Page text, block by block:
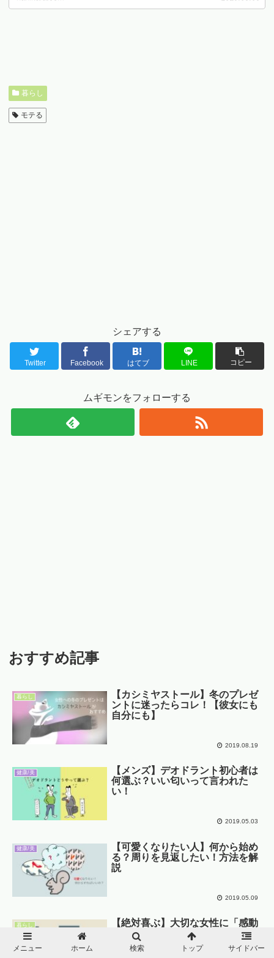
暮らし
モテる
シェアする
Twitter Facebook はてブ LINE コピー
ムギモンをフォローする
おすすめ記事
暮らし
【カシミヤストール】冬のプレゼ
ントに迷ったらコレ！【彼女にも
自分にも】
2019.08.19
健康/美
【メンズ】デオドラント初心者は
何選ぶ？いい匂いって言われた
い！
2019.05.03
健康/美
【可愛くなりたい人】何から始め
る？周りを見返したい！方法を解
説
2019.05.09
暮らし
【絶対喜ぶ】大切な女性に「感動
をシェアする」プレゼントはいか
メニュー ホーム 検索 トップ サイドバー